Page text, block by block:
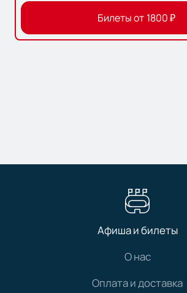
Билеты от 1800₽
Афиша и билеты
О нас
Оплата и доставка